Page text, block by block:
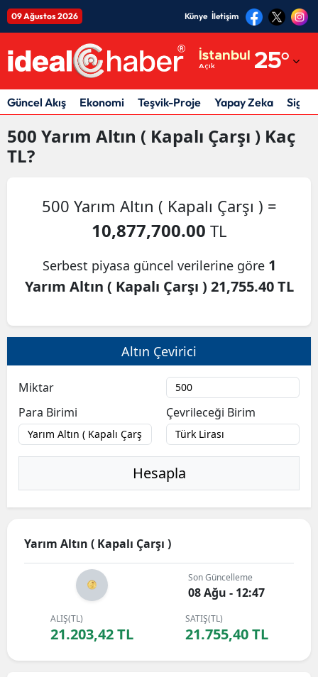
09 Ağustos 2026 Künye İletişim
İstanbul
Açık 25°
Adıyaman
Afyonkarahisar
Ağrı
Antalya
Aydın
Bingöl
Bolu
Burdur
Çanakkale
Çorum
Denizli
Diyarbakır
Güncel Akış Ekonomi Teşvik-Proje Yapay Zeka
500 Yarım Altın ( Kapalı Çarşı ) Kaç
TL?
500 Yarım Altın ( Kapalı Çarşı ) =
10,877,700.00 TL
Serbest piyasa güncel verilerine göre 1
Yarım Altın ( Kapalı Çarşı ) 21,755.40 TL
Altın Çevirici
Miktar
Para Birimi
Çevrileceği Birim
Hesapla
Yarım Altın ( Kapalı Çarşı )
Son Güncelleme
08 Ağu - 12:47
ALIŞ(TL)
21.203,42 TL
SATIŞ(TL)
21.755,40 TL